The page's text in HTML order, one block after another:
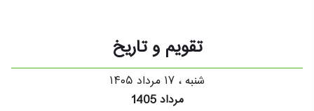
تقویم و تاریخ
شنبه ، ۱۷ مرداد ۱۴۰۵
مرداد 1405